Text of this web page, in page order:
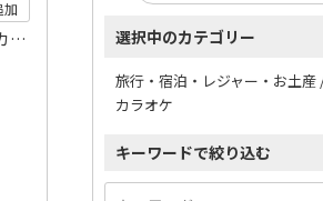
加
24時間営業で、インターネットにマンガにテレビ、ビリヤードにカラオケ、卓球などなど使い放題 選択中のカテゴリー
カラオケ
キーワードで絞り込む